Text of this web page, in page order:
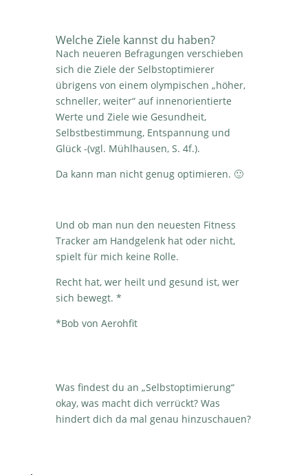
Welche Ziele kannst du haben?
Nach neueren Befragungen verschieben
sich die Ziele der Selbstoptimierer
übrigens von einem olympischen „höher,
schneller, weiter“ auf innenorientierte
Werte und Ziele wie Gesundheit,
Selbstbestimmung, Entspannung und
Glück -(vgl. Mühlhausen, S. 4f.).
Da kann man nicht genug optimieren. 🙂
Und ob man nun den neuesten Fitness
Tracker am Handgelenk hat oder nicht,
spielt für mich keine Rolle.
Recht hat, wer heilt und gesund ist, wer
sich bewegt. *
*Bob von Aerohfit
Was findest du an „Selbstoptimierung“
okay, was macht dich verrückt? Was
hindert dich da mal genau hinzuschauen?